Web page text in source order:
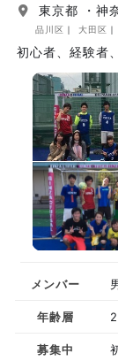
東京都 ・神
品川区 大田区
初心者、経験者
メンバー
年齢層
募集中